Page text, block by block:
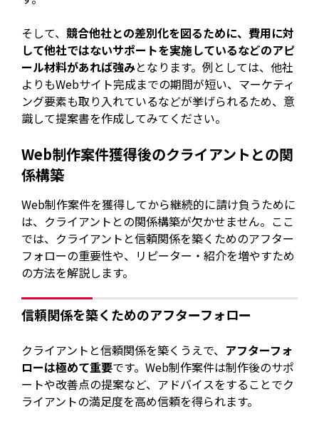
そして、競合他社との差別化を図るために、費用に対
して他社ではないサポートを実施しているなどのアピ
ール材料があれば強みとなります。例としては、他社
よりもWebサイト完成までの期間が短い、マーケティ
ング要素も取り入れているなどが挙げられるため、意
識して提案書を作成してみてください。
Web制作案件獲得後のクライアントとの関
係構築
Web制作案件を獲得してから継続的に請け負うために
は、クライアントとの関係構築が欠かせません。ここ
では、クライアントと信頼関係を築くためのアフター
フォローの重要性や、リピーター・紹介を増やすため
の方法を解説します。
信頼関係を築くためのアフターフォロー
クライアントと信頼関係を築くうえで、 アフターフォ
ローは極めて重要です。Web制作案件は制作後のサポ
ートや改善点の提案など、アドバイスをすることでク
ライアントの満足度を高め信頼を得られます。